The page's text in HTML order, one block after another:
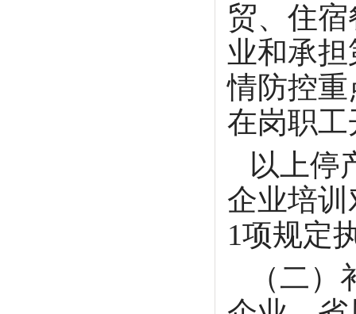
贸、住
业和承
情防控重
在岗职
以上停
企业培
1项规定
（二